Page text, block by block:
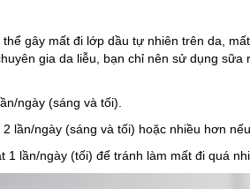
gây mất đi lớp dầu tự nhiên trên da,
gia da liễu, bạn chỉ nên sử dụng
ngày (sáng và tối).
lần/ngày (sáng và tối) hoặc nhiều hơn
lần/ngày (tối) để tránh làm mất đi quá